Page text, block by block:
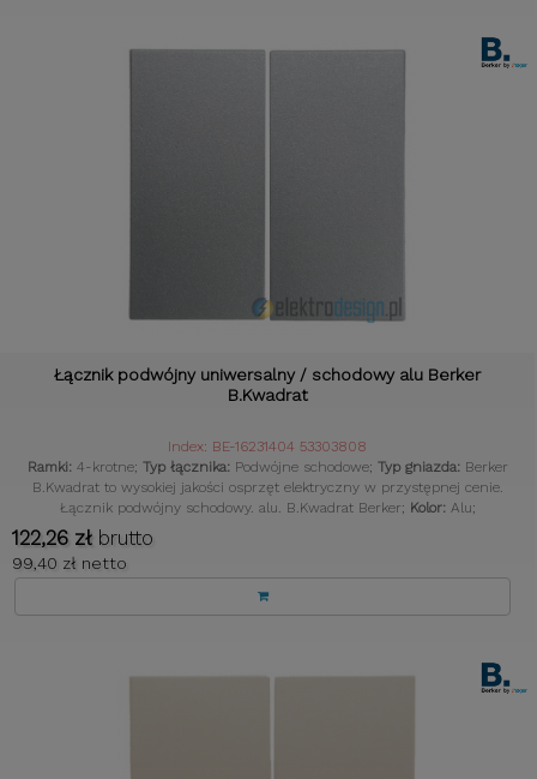
Łącznik podwójny uniwersalny / schodowy alu Berker
B.Kwadrat
Index: BE-16231404 53303808
Ramki: 4-krotne; Typ łącznika: Podwójne schodowe; Typ gniazda: Berker
B.Kwadrat to wysokiej jakości osprzęt elektryczny w przystępnej cenie.
Łącznik podwójny schodowy. alu. B.Kwadrat Berker; Kolor: Alu;
122,26 zł brutto
99,40 zł netto